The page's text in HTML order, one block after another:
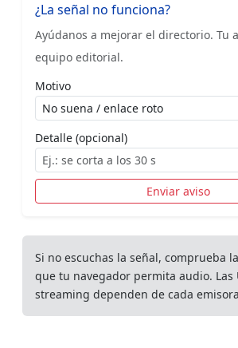
¿La señal no funciona?
Ayúdanos a mejorar el directorio. Tu
equipo editorial.
Motivo
Detalle (opcional)
Enviar aviso
Si no escuchas la señal, comprueba
que tu navegador permita audio. Las
streaming dependen de cada